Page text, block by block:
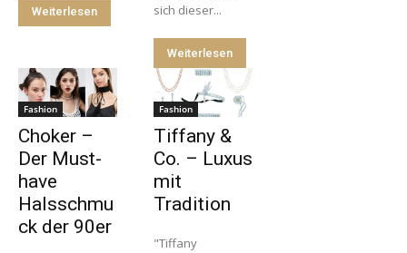
Weiterlesen
sich dieser...
Weiterlesen
Fashion
Choker –
Der Must-
have
Halsschmu
ck der 90er
Fashion
Tiffany &
Co. – Luxus
mit
Tradition
"Tiffany